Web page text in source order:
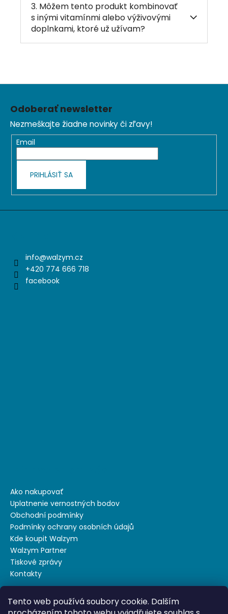
Tento web používá soubory cookie. Dalším
3. Môžem tento produkt kombinovať
s inými vitamínmi alebo výživovými
doplnkami, ktoré už užívam?
Z
Odoberať newsletter
Nezmeškajte žiadne novinky či zľavy!
Email
PRIHLÁSIŤ SA
info@walzym.cz
+420 774 666 718
facebook
Ako nakupovať
Uplatnenie vernostných bodov
Obchodní podmínky
Podmínky ochrany osobních údajů
Kde koupit Walzym
Walzym Partner
Tiskové zprávy
Kontakty